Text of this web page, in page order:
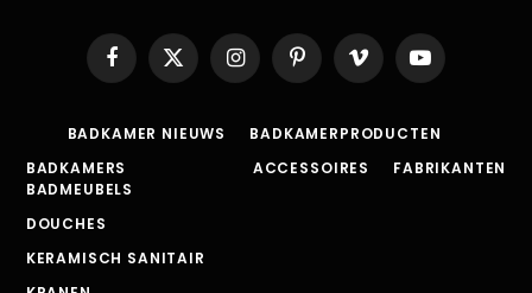
Facebook
X
(Twitter)
InstagramPinterestVimeo YouTube
BADKAMER NIEUWS
BADKAMERPRODUCTEN
BADKAMERS
BADMEUBELS
DOUCHES
KERAMISCH SANITAIR
ACCESSOIRES FABRIKANTEN